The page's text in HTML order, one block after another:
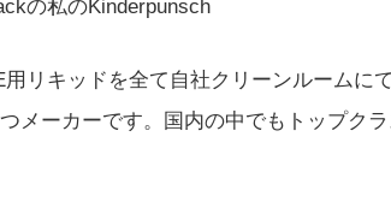
の私のKinderpunsch
リキッドを全て自社クリーンルームに
メーカーです。国内の中でもトップク